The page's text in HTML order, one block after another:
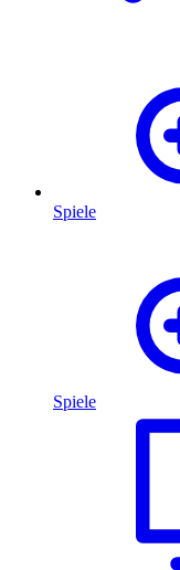
Spiele
Spiele